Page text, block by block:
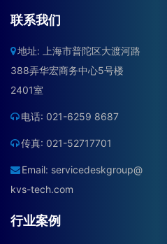
联系我们
地址: 上海市普陀区大渡河路
388弄华宏商务中心5号楼
2401室
电话: 021-6259 8687
传真: 021-52717701
Email: servicedeskgroup@
kvs-tech.com
行业案例